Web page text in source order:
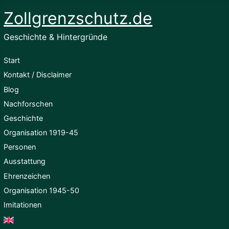
Zollgrenzschutz.de
Geschichte & Hintergründe
Start
Kontakt / Disclaimer
Blog
Nachforschen
Geschichte
Organisation 1919-45
Personen
Ausstattung
Ehrenzeichen
Organisation 1945-50
Imitationen
English